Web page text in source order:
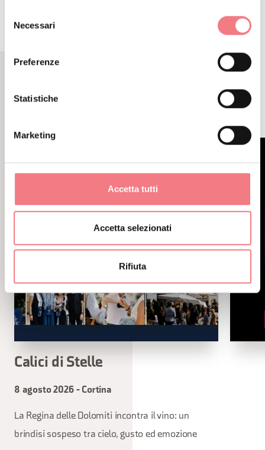
delNecessari
Preferenze
Statistiche
Marketing
Accetta tutti
Accetta selezionati
Rifiuta
Calici di Stelle
8 agosto 2026 - Cortina
La Regina delle Dolomiti incontra il vino: un
brindisi sospeso tra cielo, gusto ed emozione